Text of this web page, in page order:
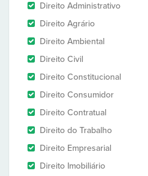
Direito Administrativo
Direito Agrário
Direito Ambiental
Direito Civil
Direito Constitucional
Direito Consumidor
Direito Contratual
Direito do Trabalho
Direito Empresarial
Direito Imobiliário